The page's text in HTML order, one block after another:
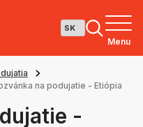
Menu
na podujatie - Etiópia
-